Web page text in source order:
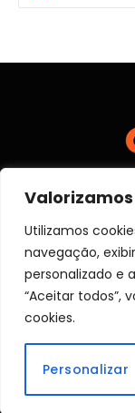
Utilizamos
navegação,
personalizado e
“Aceitar todos”,
cookies.
Personalizar
SOBRE NÓS
POLITICA DE